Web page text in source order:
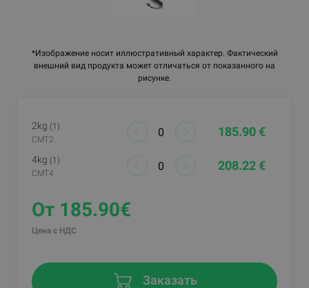
*Изображение носит иллюстративный характер. Фактический
внешний вид продукта может отличаться от показанного на
рисунке.
2kg (1)
CMT2
185.90 €
4kg (1)
CMT4
208.22 €
От 185.90€
Цена с НДС
Заказать